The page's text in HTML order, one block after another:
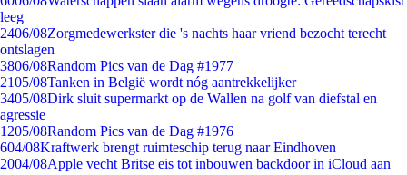
leeg
2406/08Zorgmedewerkster die 's nachts haar vriend bezocht terecht
ontslagen
3806/08Random Pics van de Dag #1977
2105/08Tanken in België wordt nóg aantrekkelijker
3405/08Dirk sluit supermarkt op de Wallen na golf van diefstal en
agressie
1205/08Random Pics van de Dag #1976
604/08Kraftwerk brengt ruimteschip terug naar Eindhoven
2004/08Apple vecht Britse eis tot inbouwen backdoor in iCloud aan